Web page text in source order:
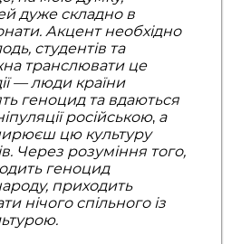
дуже складно в
Акцент необхідно
студентів та
транслювати це
— люди країни
геноцид та вдаються
російською,а
цю культуру
Через розуміння того,
геноцид
приходить
нічого спільного із